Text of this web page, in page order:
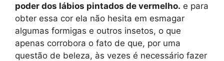
poder dos lábios pintados de vermelho. e para
obter essa cor ela não hesita em esmagar
algumas formigas e outros insetos, o que
apenas corrobora o fato de que, por uma
questão de beleza, às vezes é necessário fazer